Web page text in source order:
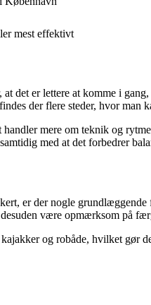
mest effektivt
det er lettere at komme i
der flere steder, hvor man
mere om teknik og
med at det forbedrer
er der nogle
være opmærksom på
og robåde, hvilket gør